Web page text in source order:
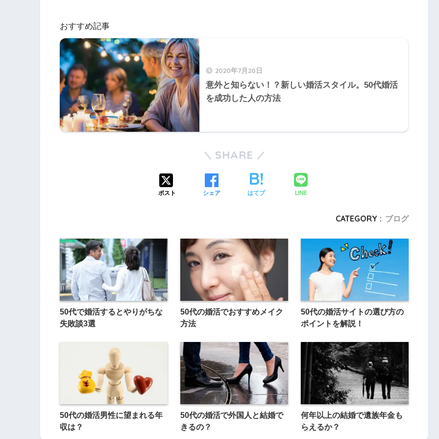
おすすめ記事
2020年7月20日
意外と知らない！？新しい婚活スタイル。50代婚活
を成功した人の方法
SHARE
ポスト シェア はてブ LINE
CATEGORY : ブログ
50代で婚活するとやりがちな
失敗談3選
50代の婚活でおすすめメイク
方法
50代の婚活サイトの選び方の
ポイントを解説！
50代の婚活男性に望まれる年
収は？
50代の婚活で外国人と結婚で
きるの？
何年以上の結婚で遺族年金も
らえるか？